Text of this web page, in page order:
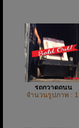
รถกวาดถนน
จำนวนรูปภาพ :